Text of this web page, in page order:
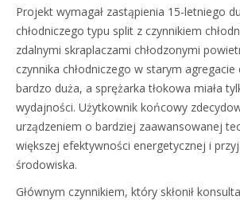
Projekt wymagał zastąpienia 15-letniego
chłodniczego typu split z czynnikiem
zdalnymi skraplaczami chłodzonymi
czynnika chłodniczego w starym agregacie
bardzo duża, a sprężarka tłokowa miała
wydajności. Użytkownik końcowy
urządzeniem o bardziej zaawansowanej
większej efektywności energetycznej i
środowiska.
Głównym czynnikiem, który skłonił